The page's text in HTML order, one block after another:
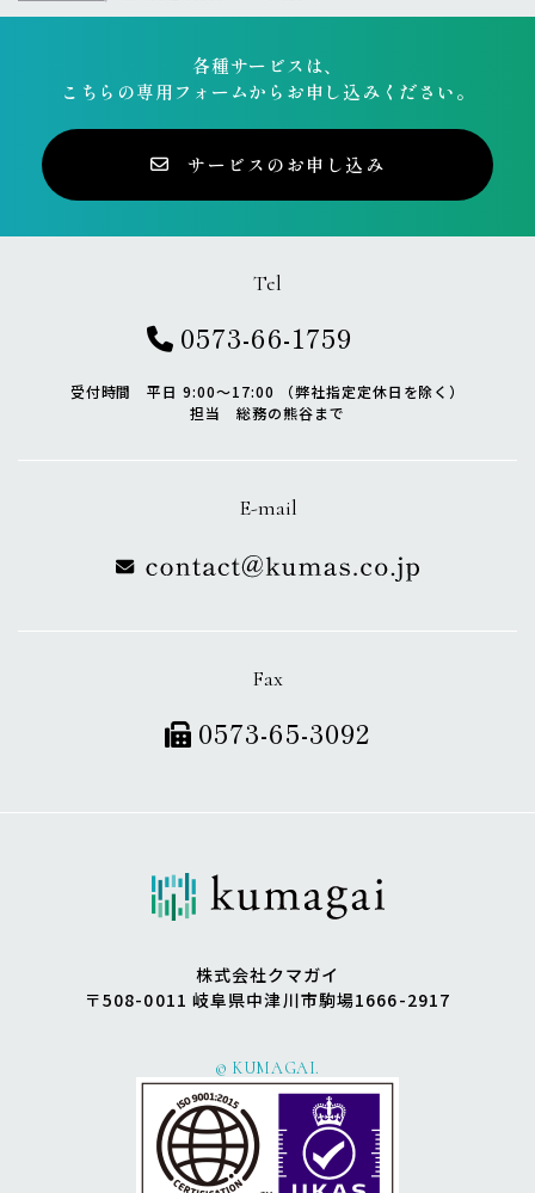
各種サービスは、
こちらの専用フォームからお申し込みください。
サービスのお申し込み
Tel
0573-66-1759
受付時間 平日 9:00〜17:00 （弊社指定定休日を除く）
担当 総務の熊谷まで
E-mail
Fax
0573-65-3092
株式会社クマガイ
〒508-0011 岐阜県中津川市駒場1666-2917
© KUMAGAI.